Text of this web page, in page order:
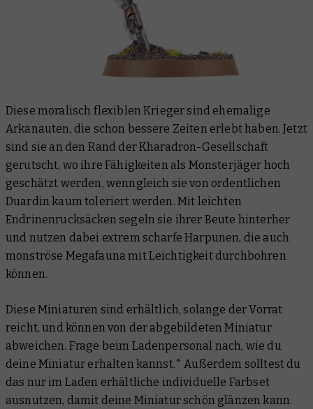
Diese moralisch flexiblen Krieger sind ehemalige
Arkanauten, die schon bessere Zeiten erlebt haben. Jetzt
sind sie an den Rand der Kharadron-Gesellschaft
gerutscht, wo ihre Fähigkeiten als Monsterjäger hoch
geschätzt werden, wenngleich sie von ordentlichen
Duardin kaum toleriert werden. Mit leichten
Endrinenrucksäcken segeln sie ihrer Beute hinterher
und nutzen dabei extrem scharfe Harpunen, die auch
monströse Megafauna mit Leichtigkeit durchbohren
können.
Diese Miniaturen sind erhältlich, solange der Vorrat
reicht, und können von der abgebildeten Miniatur
abweichen. Frage beim Ladenpersonal nach, wie du
deine Miniatur erhalten kannst.* Außerdem solltest du
das nur im Laden erhältliche individuelle Farbset
ausnutzen, damit deine Miniatur schön glänzen kann.